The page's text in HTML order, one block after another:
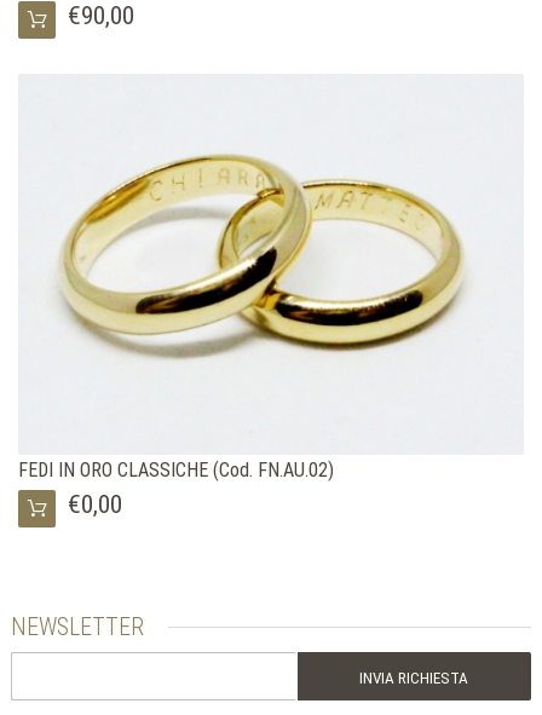
€90,00
FEDI IN ORO CLASSICHE (Cod. FN.AU.02)
€0,00
NEWSLETTER